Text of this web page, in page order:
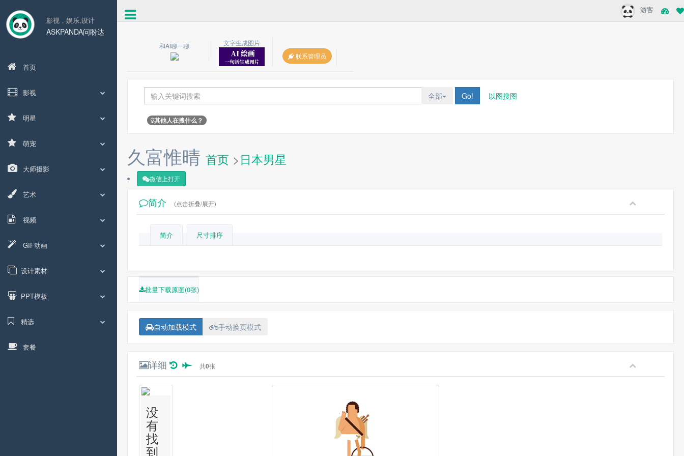
影视，娱乐,设计
ASKPANDA问盼达
首页
影视
明星
萌宠
大师摄影
艺术
视频
GIF动画
设计素材
PPT模板
精选
套餐
游客
和AI聊一聊
文字生成图片
联系管理员
全部 Go! 以图搜图
其他人在搜什么？
久富惟晴 首页 >日本男星
微信上打开
简介 (点击折叠/展开)
简介 尺寸排序
批量下载原图(0张)
自动加载模式 手动换页模式
详细 共0张
没
有
找
到